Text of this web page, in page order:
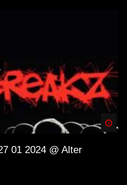
01 2024 @ Alter